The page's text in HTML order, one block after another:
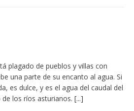
plagado de pueblos y villas con
una parte de su encanto al agua. Si
es dulce, y es el agua del caudal del
los ríos asturianos. [...]